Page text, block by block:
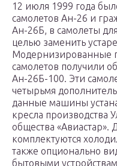
12 июля 1999 года
самолетов Ан-26 и
Ан-26Б, в самолеты
целью заменить
Модернизированные
самолетов получили
Ан-26Б-100. Эти
четырьмя
данные машины
кресла производства
общества «Авиастар».
комплектуются
также опционально
бытовыми